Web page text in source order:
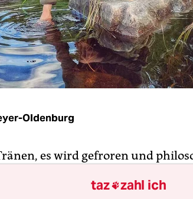
Oldenburg
es wird gefroren und
entsteht eine
taz zahl ich